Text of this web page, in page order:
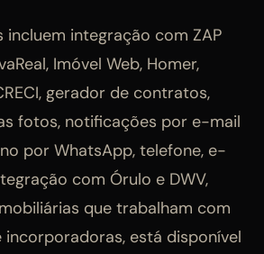
incluem integração com ZAP
Imóvel Web, Homer,
gerador de contratos,
fotos, notificações por e-mail
por WhatsApp, telefone, e-
com Órulo e DWV,
que trabalham com
incorporadoras, está disponível